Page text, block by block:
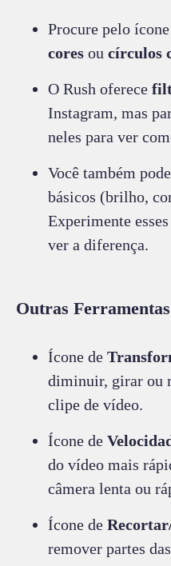
Procure pelo
cores ou círculos
O Rush oferece
Instagram, mas
neles para ver
Você também
básicos (brilho,
Experimente
ver a diferença.
Outras
Ícone de
diminuir, girar ou
clipe de vídeo.
Ícone de
do vídeo mais
câmera lenta ou
Ícone de
remover partes